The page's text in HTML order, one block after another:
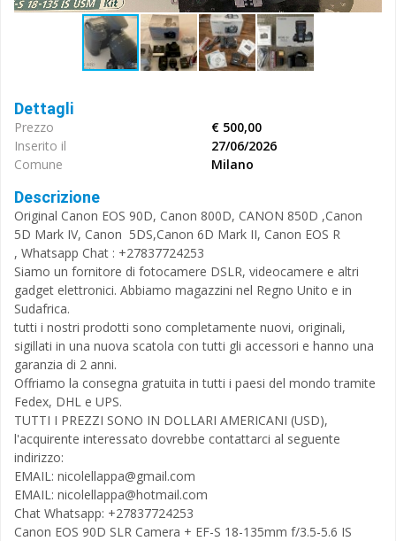
Dettagli
Prezzo
€ 500,00
Inserito il
27/06/2026
Comune
Milano
Descrizione
Original Canon EOS 90D, Canon 800D, CANON 850D ,Canon
5D Mark IV, Canon 5DS,Canon 6D Mark II, Canon EOS R
, Whatsapp Chat : +27837724253
Siamo un fornitore di fotocamere DSLR, videocamere e altri
gadget elettronici. Abbiamo magazzini nel Regno Unito e in
Sudafrica.
tutti i nostri prodotti sono completamente nuovi, originali,
sigillati in una nuova scatola con tutti gli accessori e hanno una
garanzia di 2 anni.
Offriamo la consegna gratuita in tutti i paesi del mondo tramite
Fedex, DHL e UPS.
TUTTI I PREZZI SONO IN DOLLARI AMERICANI (USD),
l'acquirente interessato dovrebbe contattarci al seguente
indirizzo:
EMAIL: nicolellappa@gmail.com
EMAIL: nicolellappa@hotmail.com
Chat Whatsapp: +27837724253
Canon EOS 90D SLR Camera + EF-S 18-135mm f/3.5-5.6 IS